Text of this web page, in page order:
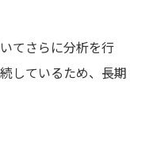
てさらに分析を行
しているため、長期